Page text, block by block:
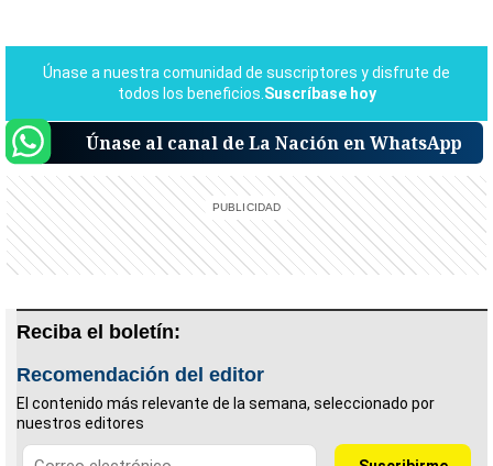
Únase al canal de La Nación en WhatsApp
Reciba el boletín:
Recomendación del editor
El contenido más relevante de la semana, seleccionado por
nuestros editores